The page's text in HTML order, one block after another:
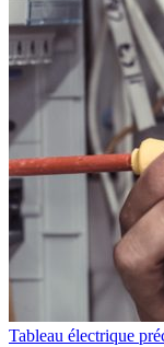
Tableau électrique